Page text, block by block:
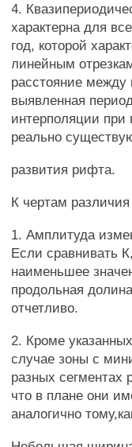
4.
характерна для
год, которой
линейным
расстояние
выявленная
интерполяции при
реально
развития рифта.
К чертам
1. Амплитуда
Если сравнивать
наименьшее
продольная
отчетливо.
2. Кроме
случае зоны с
разных сегментах
что в плане они
аналогично